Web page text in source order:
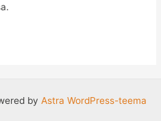
by Astra WordPress-teema